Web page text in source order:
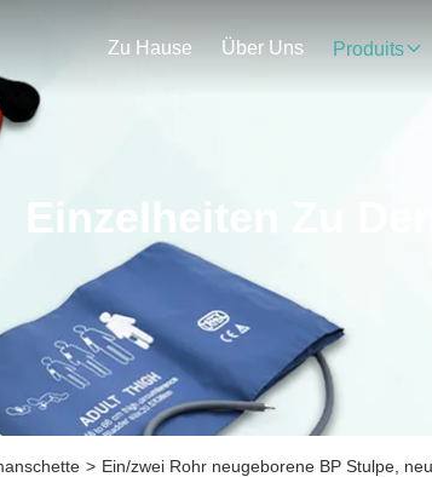
Zu Hause Über Uns Produits
Einzelheiten Zu
> Ein/zwei Rohr neugeborene BP Stulpe,